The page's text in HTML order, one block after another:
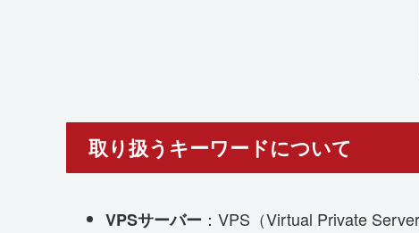
取り扱うキーワードについて
VPSサーバー：VPS（Virtual Private